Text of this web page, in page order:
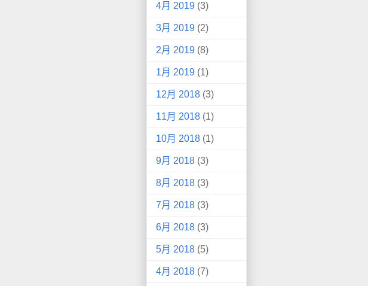
4月 2019 (3)
3月 2019 (2)
2月 2019 (8)
1月 2019 (1)
12月 2018 (3)
11月 2018 (1)
10月 2018 (1)
9月 2018 (3)
8月 2018 (3)
7月 2018 (3)
6月 2018 (3)
5月 2018 (5)
4月 2018 (7)